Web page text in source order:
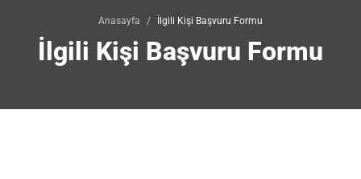
KURUMSAL
Anasayfa / İlgili Kişi Başvuru Formu
İlgili Kişi Başvuru Formu